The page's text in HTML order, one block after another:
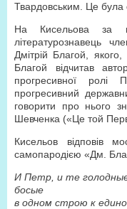
Твардовським. Це була
На Кисельова за
літературознавець
Дмітрій Благой,
Благой відчитав
прогресивної
прогресивний
говорити про нього
Шевченка («Це той
Кисельов відповів
самопародією «Дм.
И Петр, и те
босые
в одном строю к